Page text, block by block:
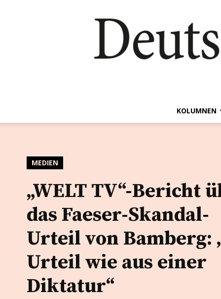
KOLUMNEN
MEDIEN
„WELT TV“-Bericht
das Faeser-Skandal-
Urteil von Bamberg:
Urteil wie aus einer
Diktatur“